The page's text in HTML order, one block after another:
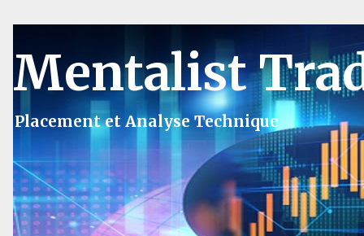
Mentalist
Placement et Analyse Technique